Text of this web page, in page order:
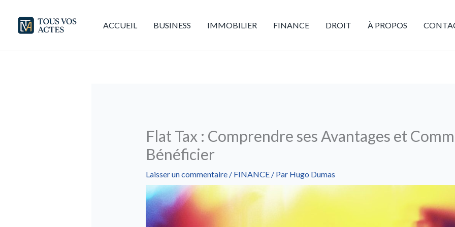
contenu
ACCUEIL BUSINESS IMMOBILIER FINANCE DROIT À PROPOS
Flat Tax : Comprendre ses Avantages et
Bénéficier
Laisser un commentaire / FINANCE/ Par Hugo Dumas